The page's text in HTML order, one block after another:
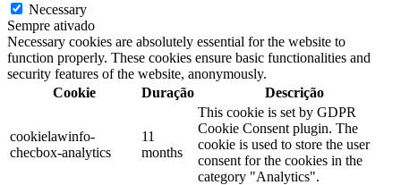
Necessary
Sempre ativado
Necessary cookies are absolutely essential for the website to
function properly. These cookies ensure basic functionalities and
security features of the website, anonymously.
Cookie
Duração Descrição
cookielawinfo-
checbox-analytics
11
months
This cookie is set by GDPR
Cookie Consent plugin. The
cookie is used to store the user
consent for the cookies in the
category "Analytics".